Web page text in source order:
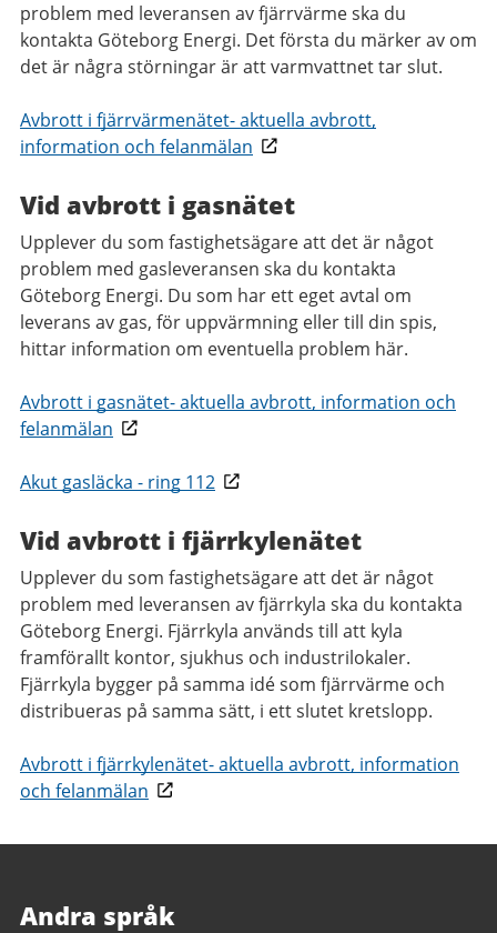
problem med leveransen av fjärrvärme ska du
kontakta Göteborg Energi. Det första du märker av om
det är några störningar är att varmvattnet tar slut.
Avbrott i fjärrvärmenätet- aktuella avbrott,
information och felanmälan
Vid avbrott i gasnätet
Upplever du som fastighetsägare att det är något
problem med gasleveransen ska du kontakta
Göteborg Energi. Du som har ett eget avtal om
leverans av gas, för uppvärmning eller till din spis,
hittar information om eventuella problem här.
Avbrott i gasnätet- aktuella avbrott, information och
felanmälan
Akut gasläcka - ring 112
Vid avbrott i fjärrkylenätet
Upplever du som fastighetsägare att det är något
problem med leveransen av fjärrkyla ska du kontakta
Göteborg Energi. Fjärrkyla används till att kyla
framförallt kontor, sjukhus och industrilokaler.
Fjärrkyla bygger på samma idé som fjärrvärme och
distribueras på samma sätt, i ett slutet kretslopp.
Avbrott i fjärrkylenätet- aktuella avbrott, information
och felanmälan
Andra språk